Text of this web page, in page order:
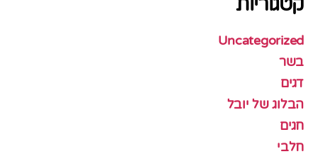
Uncategorized
בשר
דגים
הבלוג של יובל
חגים
חלבי